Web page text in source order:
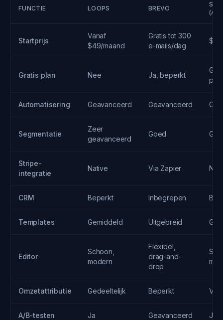
FUNCTIE LOOPS BREVO
Startprijs
Vanaf
$49/maand
Gratis tot 300
e-mails/dag
Gratis plan Nee Ja, beperkt
Automatisering Geavanceerd Geavanceerd
Segmentatie
Zeer
geavanceerd
Goed
Stripe-
integratie
Native Via Zapier
CRM Beperkt Inbegrepen
Templates Gemiddeld Uitgebreid
Editor
Schoon,
modern
Flexibel,
drag-and-
drop
Omzetattributie Gedeeltelijk Beperkt
A/B-testen Ja Geavanceerd Ja